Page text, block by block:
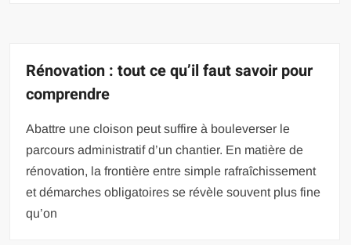
Rénovation : tout ce qu’il faut savoir pour
comprendre
Abattre une cloison peut suffire à bouleverser le
parcours administratif d’un chantier. En matière de
rénovation, la frontière entre simple rafraîchissement
et démarches obligatoires se révèle souvent plus fine
qu’on